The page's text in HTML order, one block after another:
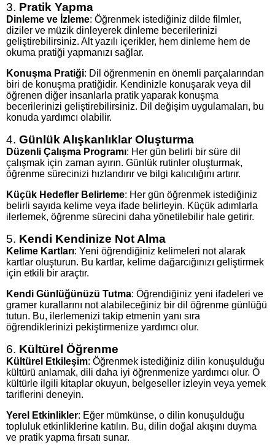
3. Pratik Yapma
Dinleme ve İzleme: Öğrenmek istediğiniz dilde filmler,
diziler ve müzik dinleyerek dinleme becerilerinizi
geliştirebilirsiniz. Alt yazılı içerikler, hem dinleme hem de
okuma pratiği yapmanızı sağlar.
Konuşma Pratiği: Dil öğrenmenin en önemli parçalarından
biri de konuşma pratiğidir. Kendinizle konuşarak veya dil
öğrenen diğer insanlarla pratik yaparak konuşma
becerilerinizi geliştirebilirsiniz. Dil değişim uygulamaları, bu
konuda yardımcı olabilir.
4. Günlük Alışkanlıklar Oluşturma
Düzenli Çalışma Programı: Her gün belirli bir süre dil
çalışmak için zaman ayırın. Günlük rutinler oluşturmak,
öğrenme sürecinizi hızlandırır ve bilgi kalıcılığını artırır.
Küçük Hedefler Belirleme: Her gün öğrenmek istediğiniz
belirli sayıda kelime veya ifade belirleyin. Küçük adımlarla
ilerlemek, öğrenme sürecini daha yönetilebilir hale getirir.
5. Kendi Kendinize Not Alma
Kelime Kartları: Yeni öğrendiğiniz kelimeleri not alarak
kartlar oluşturun. Bu kartlar, kelime dağarcığınızı geliştirmek
için etkili bir araçtır.
Kendi Günlüğünüzü Tutma: Öğrendiğiniz yeni ifadeleri ve
gramer kurallarını not alabileceğiniz bir dil öğrenme günlüğü
tutun. Bu, ilerlemenizi takip etmenin yanı sıra
öğrendiklerinizi pekiştirmenize yardımcı olur.
6. Kültürel Öğrenme
Kültürel Etkileşim: Öğrenmek istediğiniz dilin konuşulduğu
kültürü anlamak, dili daha iyi öğrenmenize yardımcı olur. O
kültürle ilgili kitaplar okuyun, belgeseller izleyin veya yemek
tariflerini deneyin.
Yerel Etkinlikler: Eğer mümkünse, o dilin konuşulduğu
topluluk etkinliklerine katılın. Bu, dilin doğal akışını duyma
ve pratik yapma fırsatı sunar.